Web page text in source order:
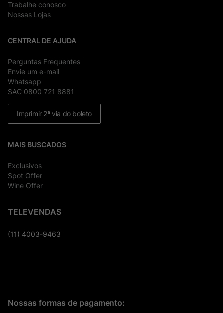
Trabalhe conosco
Nossas Lojas
CENTRAL DE AJUDA
Perguntas Frequentes
Envie um e-mail
Whatsapp
SAC 0800 721 8881
Imprimir 2ª via do boleto
MAIS BUSCADOS
Exclusivos
Spot Offer
Wine Offer
TELEVENDAS
(11) 4003-9463
Nossas formas de pagamento: